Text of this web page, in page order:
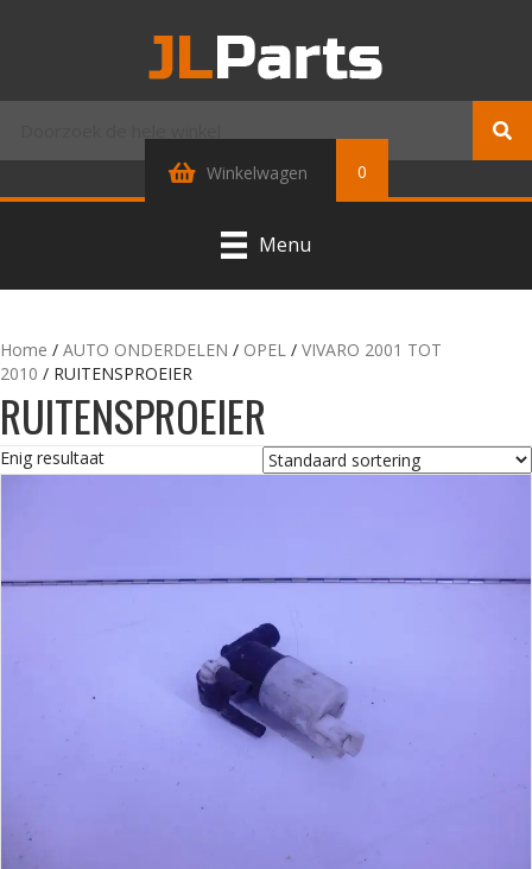
Winkelwagen 0
Menu
Home / AUTO ONDERDELEN / OPEL / VIVARO 2001 TOT
2010 / RUITENSPROEIER
RUITENSPROEIER
Enig resultaat